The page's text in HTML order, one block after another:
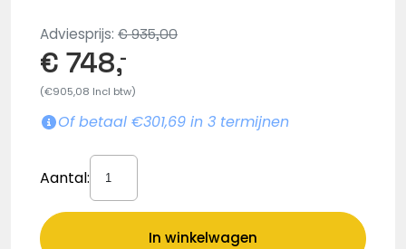
Adviesprijs: € 935,00
€ 748,-
(€905,08 Incl btw)
Of betaal €301,69 in 3 termijnen
Aantal:
In winkelwagen